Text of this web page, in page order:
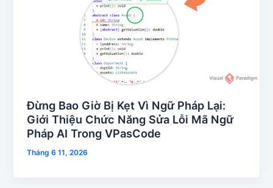
Đừng Bao Giờ Bị Kẹt Vì Ngữ Pháp Lại:
Giới Thiệu Chức Năng Sửa Lỗi Mã Ngữ
Pháp AI Trong VPasCode
Tháng 6 11, 2026